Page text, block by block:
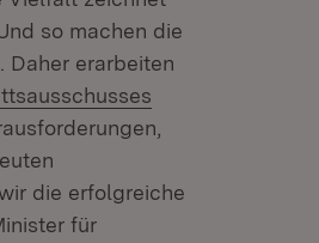
so machen die
Daher erarbeiten
die erfolgreiche
für